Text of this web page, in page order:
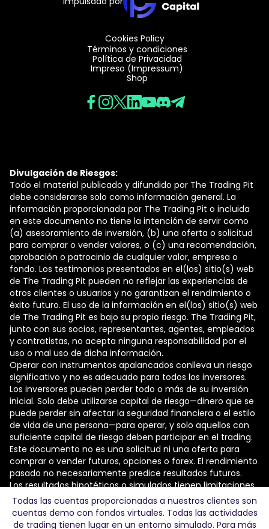
Cookies Policy
Términos y condiciones
Política de Privacidad
Impreso (Impressum)
Shop
Divulgación de Riesgos:
Todo el material publicado y difundido por The Trading Pit
debe considerarse solo como información general. La
información proporcionada por The Trading Pit o incluida
en este documento no tiene la intención de servir como
(a) asesoramiento de inversión, (b) una oferta o solicitud
para comprar o vender valores, o (c) una recomendación,
aprobación o patrocinio de cualquier valor, empresa o
fondo. Los testimonios presentados en el(los) sitio(s) web
de The Trading Pit pueden no reflejar las experiencias de
otros clientes o usuarios y no garantizan el rendimiento o
éxito futuro. El uso de la información en el(los) sitio(s) web
de The Trading Pit es bajo su propio riesgo. The Trading Pit,
junto con sus socios, representantes, agentes, empleados
y contratistas, no acepta ninguna responsabilidad por el
uso o mal uso de dicha información.
Operar con instrumentos apalancados conlleva un riesgo
significativo y no es adecuado para todos los inversores.
Los inversores pueden perder todo o más de su inversión
inicial. Solo debe utilizarse capital de riesgo—dinero que se
puede perder sin afectar la seguridad financiera o el estilo
de vida de una persona—para operar, y solo aquellos con
suficiente capital de riesgo deben participar en el trading.
Este documento no es una solicitud ni una oferta para
comprar o vender futuros, opciones o forex. El rendimiento
pasado no necesariamente predice resultados futuros.
Los resultados hipotéticos o simulados tienen limitaciones
inherentes. A diferencia de un registro de rendimiento real,
los resultados simulados no reflejan el trading real.
Además, debido a que estas operaciones no han sido
Todas las cuentas proporcionadas a nuestros clientes son
cuentas demo con fondos virtuales. Todas las actividades
de trading tienen lugar en un entorno simulado. Para más